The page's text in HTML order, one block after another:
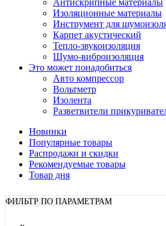
Антискрипные материалы
Изоляционные материалы
Инструмент для
Карпет акустический
Тепло-звукоизоляция
Шумо-виброизоляция
Это может понадобиться
Авто компрессор
Вольтметр
Изолента
Разветвители
Новинки
Популярные товары
Распродажи и скидки
Рекомендуемые товары
Товар дня
ФИЛЬТР ПО ПАРАМЕТРАМ